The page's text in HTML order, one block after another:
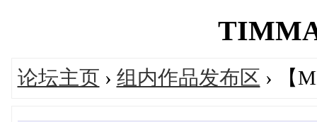
论坛主页 › 组内作品发布区 › 【